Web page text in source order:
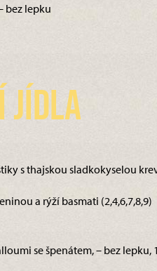
bez lepku
jídla
s thajskou sladkokyselou
a rýží basmati (2,4,6,7,8,9)
se špenátem, – bez lepku,